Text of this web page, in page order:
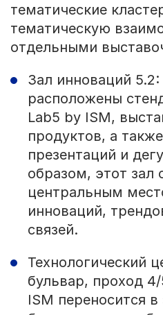
тематические
тематическую
отдельными
Зал инноваций
расположены
Lab5 by ISM,
продуктов, а
презентаций и
образом, этот зал
центральным
инноваций,
связей.
Технологический
бульвар, проход
ISM переносится в